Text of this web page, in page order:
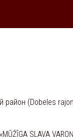
район (Dobeles
SLAVA